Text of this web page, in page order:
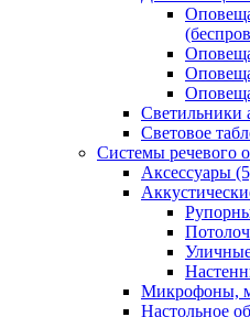
Светильники
Световое
Системы речевого
Аксессуары
Микрофоны,
Настольное